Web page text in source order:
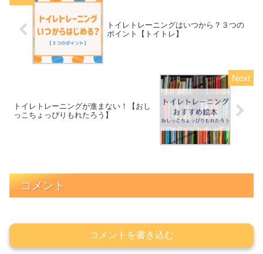
トイレトレーニングはいつから？３つの
ポイント【トイトレ】
トイレトレーニングが進まない！【おし
っこちょっぴりもれたろう】
コメント
コメントを書き込む